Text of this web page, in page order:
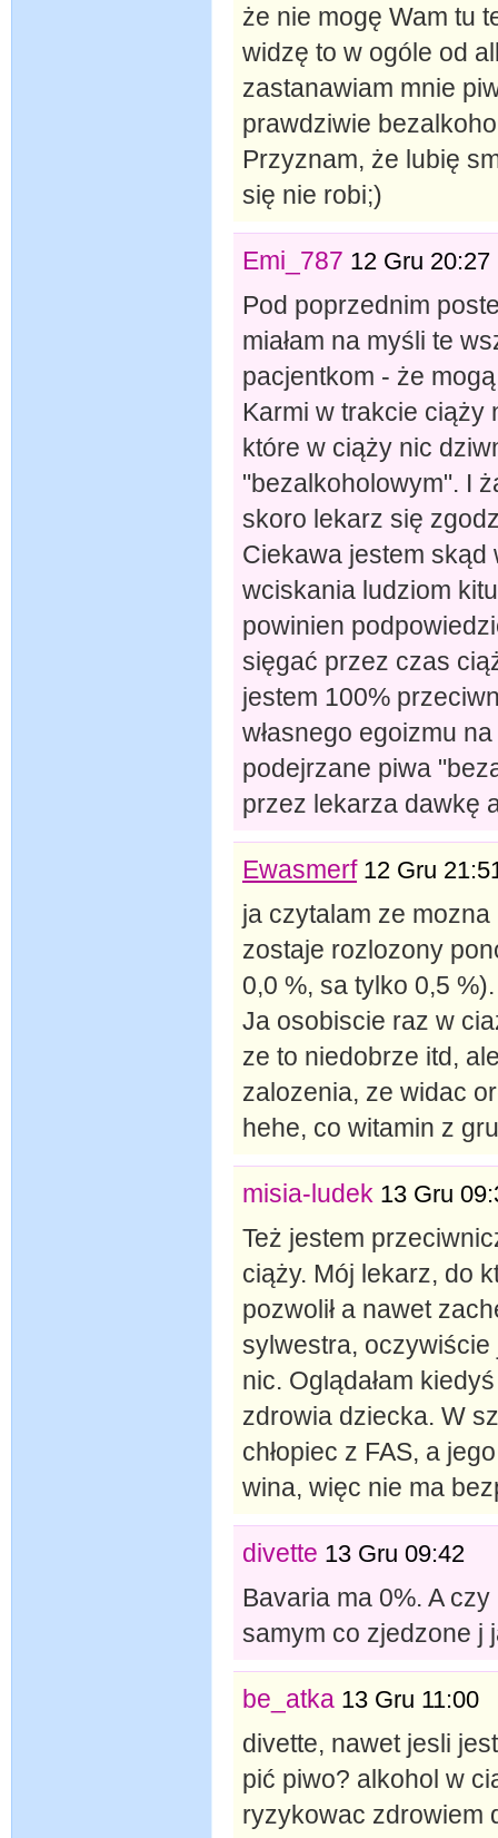
że nie mogę Wam tu
widzę to w ogóle od
zastanawiam mnie
prawdziwie
Przyznam, że lubię
się nie robi;)
Emi_787 12 Gru 20:27
Pod poprzednim
miałam na myśli te
pacjentkom - że
Karmi w trakcie ciąży
które w ciąży nic
"bezalkoholowym". I
skoro lekarz się
Ciekawa jestem skąd
wciskania ludziom
powinien
sięgać przez czas
jestem 100%
własnego egoizmu
podejrzane piwa
przez lekarza dawkę
Ewasmerf 12 Gru
ja czytalam ze
zostaje rozlozony
0,0 %, sa tylko 0,5
Ja osobiscie raz w
ze to niedobrze itd,
zalozenia, ze widac
hehe, co witamin z
misia-ludek 13 Gru
Też jestem
ciąży. Mój lekarz, do
pozwolił a nawet
sylwestra, oczywiście
nic. Oglądałam
zdrowia dziecka. W
chłopiec z FAS, a
wina, więc nie ma
divette 13 Gru 09:42
Bavaria ma 0%. A
samym co zjedzone j
be_atka 13 Gru 11:00
divette, nawet jesli
pić piwo? alkohol w
ryzykowac zdrowiem